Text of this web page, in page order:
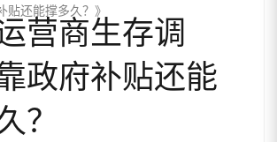
还能撑多久？》
营商生存调
政府补贴还能
？